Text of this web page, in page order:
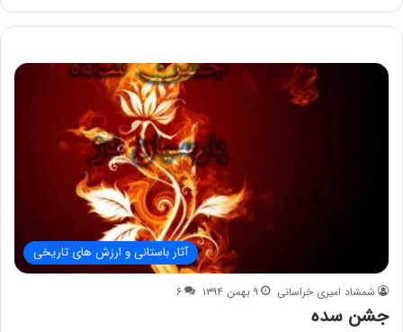
آثار باستانی و ارزش های تاریخی
شمشاد امیری خراسانی ۹ بهمن ۱۳۹۴ ۶
جشن سده